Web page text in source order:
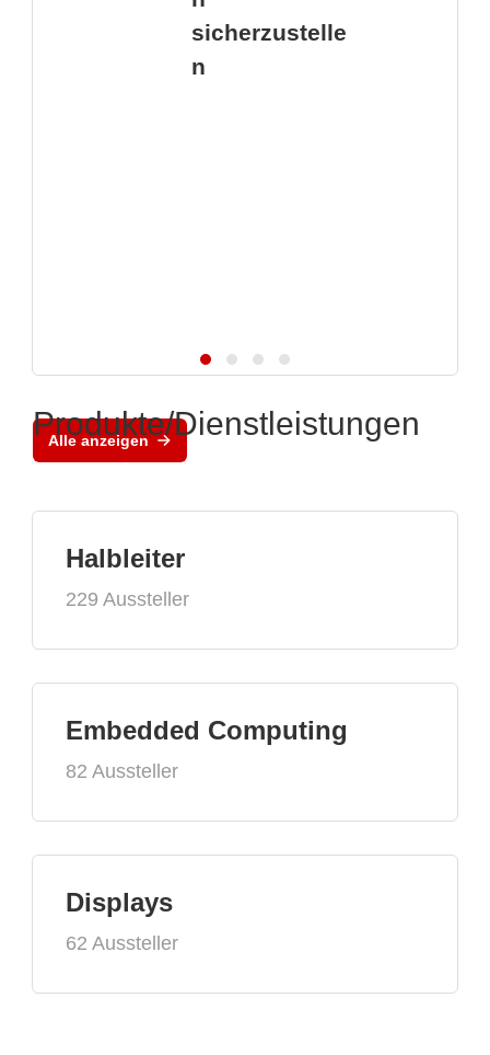
sicherzustelle
n
Alle anzeigen
Produkte/Dienstleistungen
Halbleiter
229 Aussteller
Embedded Computing
82 Aussteller
Displays
62 Aussteller